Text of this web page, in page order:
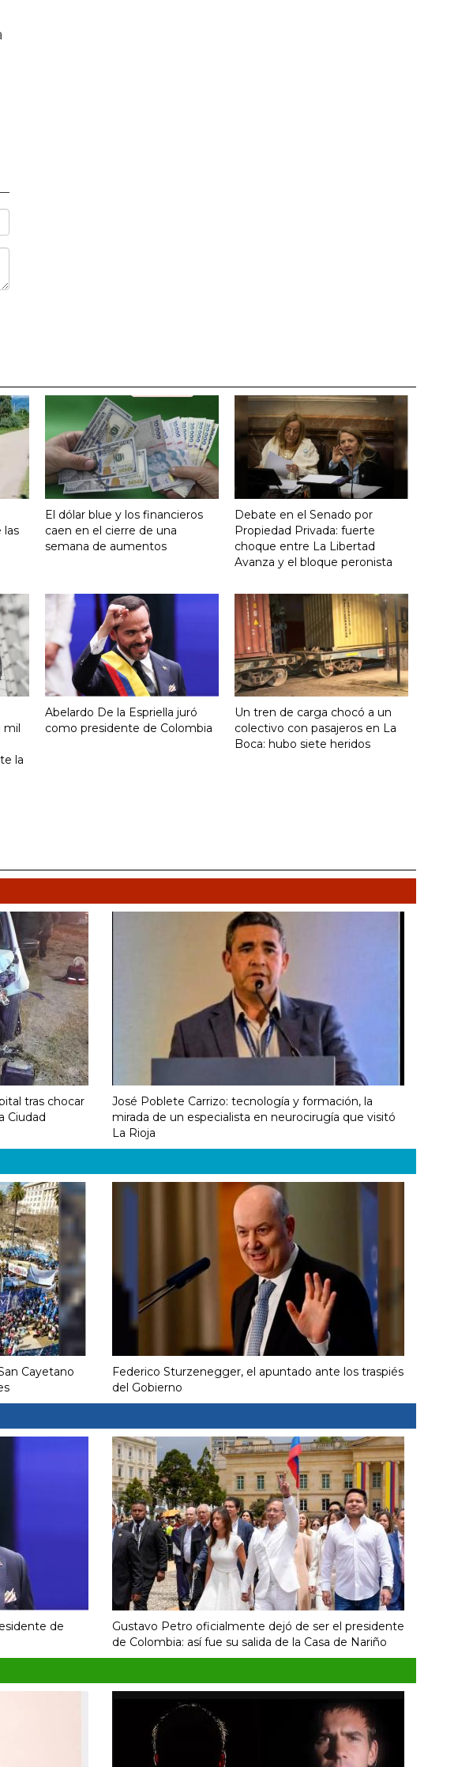
las
El dólar blue y los financieros
caen en el cierre de una
semana de aumentos
Debate en el Senado por
Propiedad Privada: fuerte
choque entre La Libertad
Avanza y el bloque peronista
la
Abelardo De la Espriella juró
como presidente de Colombia
Un tren de carga chocó a un
colectivo con pasajeros en La
Boca: hubo siete heridos
tras chocar
Ciudad
José Poblete Carrizo: tecnología y formación, la
mirada de un especialista en neurocirugía que visitó
La Rioja
Cayetano
Federico Sturzenegger, el apuntado ante los traspiés
del Gobierno
de
Gustavo Petro oficialmente dejó de ser el presidente
de Colombia: así fue su salida de la Casa de Nariño